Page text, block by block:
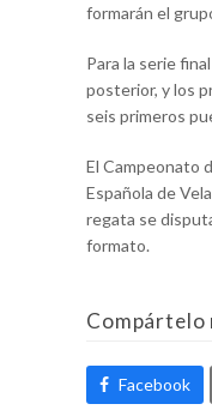
formarán el
Para la serie
posterior, y los
seis primeros
El Campeonato
Española de
regata se
formato.
Compártelo
Facebook